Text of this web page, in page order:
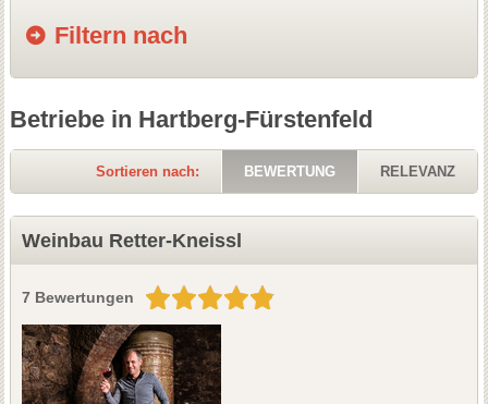
Filtern nach
Betriebe in Hartberg-Fürstenfeld
Sortieren nach: BEWERTUNG RELEVANZ
Weinbau Retter-Kneissl
7 Bewertungen